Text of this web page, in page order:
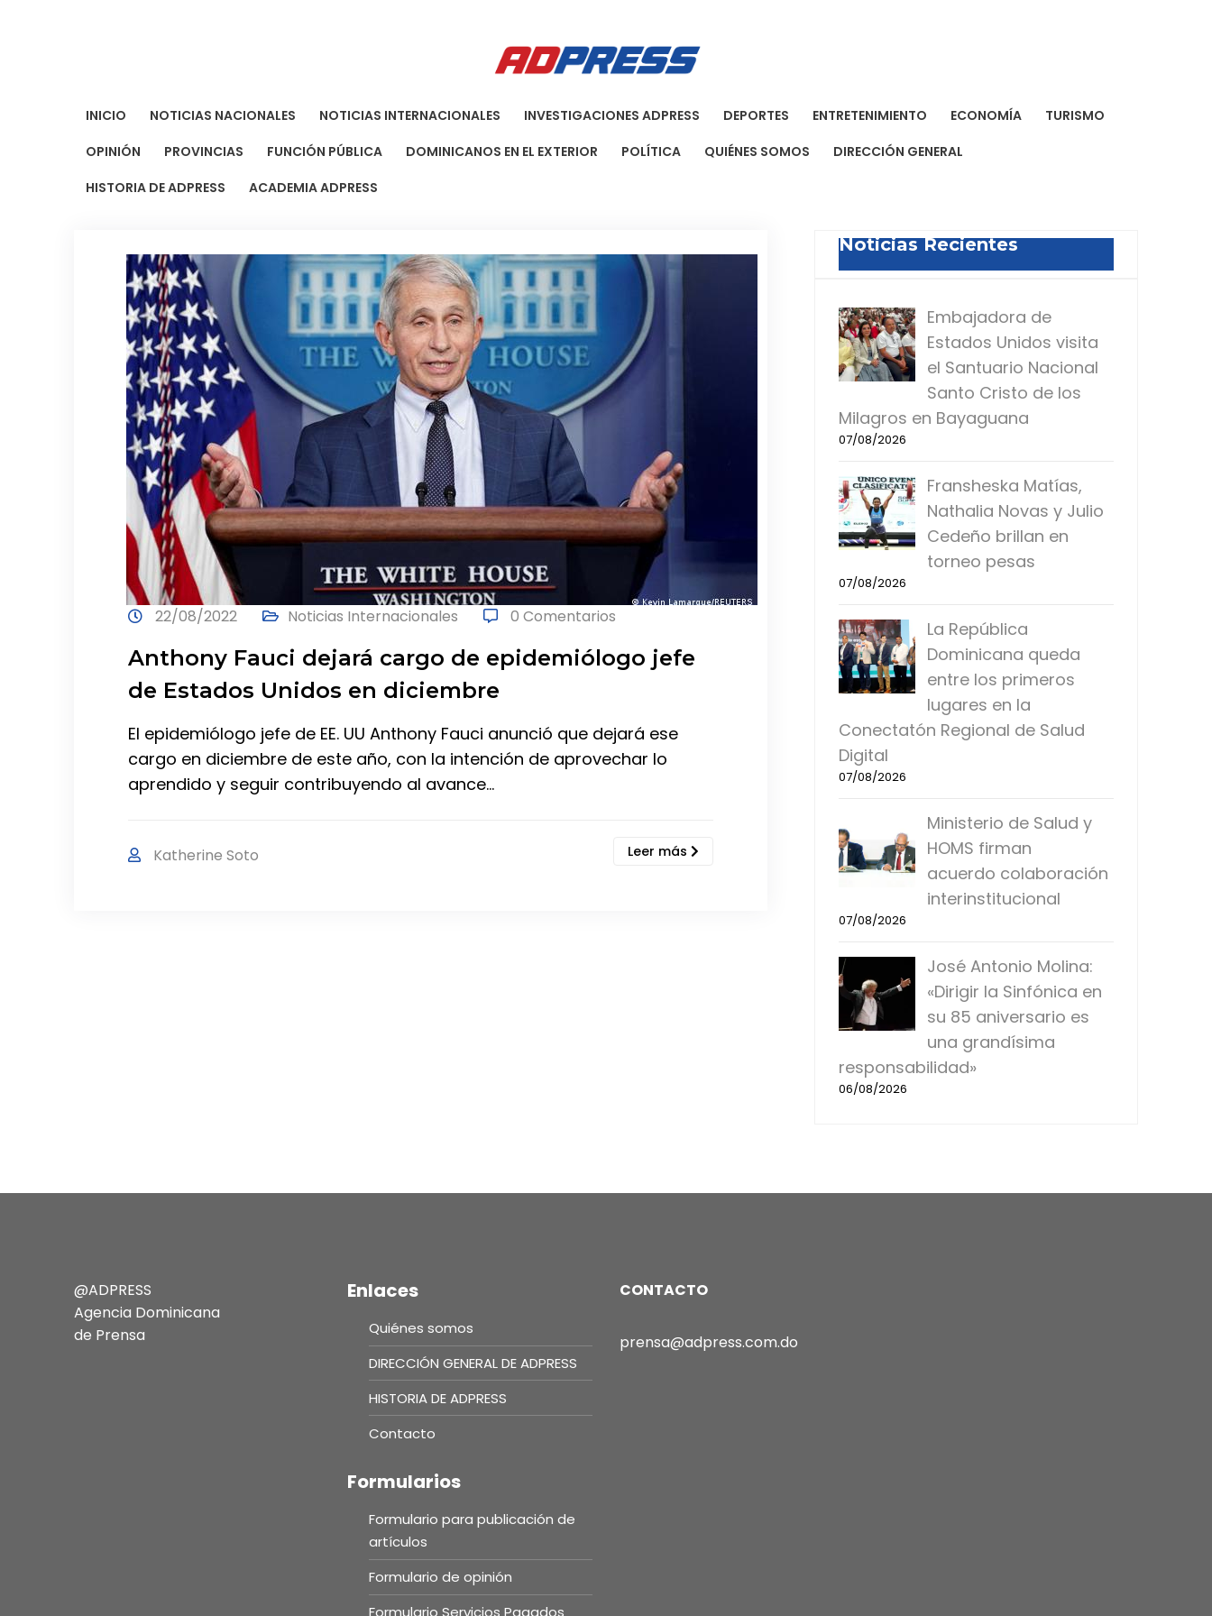
INICIO NOTICIAS NACIONALES NOTICIAS INTERNACIONALES INVESTIGACIONES ADPRESS DEPORTES ENTRETENIMIENTO ECONOMÍA
TURISMO
OPINIÓN
PROVINCIAS FUNCIÓN PÚBLICA DOMINICANOS EN EL EXTERIOR POLÍTICA QUIÉNES SOMOS
DIRECCIÓN GENERAL
HISTORIA DE ADPRESS
ACADEMIA ADPRESS
22/08/2022 Noticias Internacionales 0 Comentarios
Anthony Fauci dejará cargo de epidemiólogo jefe
de Estados Unidos en diciembre
El epidemiólogo jefe de EE. UU Anthony Fauci anunció que dejará ese
cargo en diciembre de este año, con la intención de aprovechar lo
aprendido y seguir contribuyendo al avance…
Katherine Soto Leer más
Noticias Recientes
Embajadora de
Estados Unidos visita
el Santuario Nacional
Santo Cristo de los
Milagros en Bayaguana
07/08/2026
Fransheska Matías,
Nathalia Novas y Julio
Cedeño brillan en
torneo pesas
07/08/2026
La República
Dominicana queda
entre los primeros
lugares en la
Conectatón Regional de Salud
Digital
07/08/2026
Ministerio de Salud y
HOMS firman
acuerdo colaboración
interinstitucional
07/08/2026
José Antonio Molina:
«Dirigir la Sinfónica en
su 85 aniversario es
una grandísima
responsabilidad»
06/08/2026
@ADPRESS
Agencia Dominicana
de Prensa
Enlaces
Quiénes somos
DIRECCIÓN GENERAL DE ADPRESS
HISTORIA DE ADPRESS
Contacto
Formularios
Formulario para publicación de
artículos
Formulario de opinión
Formulario Servicios Pagados
CONTACTO
prensa@adpress.com.do